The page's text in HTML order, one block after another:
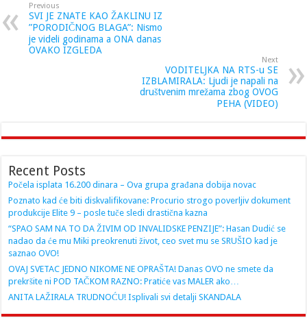
Previous
SVI JE ZNATE KAO ŽAKLINU IZ
”PORODIČNOG BLAGA”: Nismo
je videli godinama a ONA danas
OVAKO IZGLEDA
Next
VODITELJKA NA RTS-u SE
IZBLAMIRALA: Ljudi je napali na
društvenim mrežama zbog OVOG
PEHA (VIDEO)
Recent Posts
Počela isplata 16.200 dinara – Ova grupa građana dobija novac
Poznato kad će biti diskvalifikovane: Procurio strogo poverljiv dokument
produkcije Elite 9 – posle tuče sledi drastična kazna
“SPAO SAM NA TO DA ŽIVIM OD INVALIDSKE PENZIJE”: Hasan Dudić se
nadao da će mu Miki preokrenuti život, ceo svet mu se SRUŠIO kad je
saznao OVO!
OVAJ SVETAC JEDNO NIKOME NE OPRAŠTA! Danas OVO ne smete da
prekršite ni POD TAČKOM RAZNO: Pratiće vas MALER ako…
ANITA LAŽIRALA TRUDNOĆU! Isplivali svi detalji SKANDALA